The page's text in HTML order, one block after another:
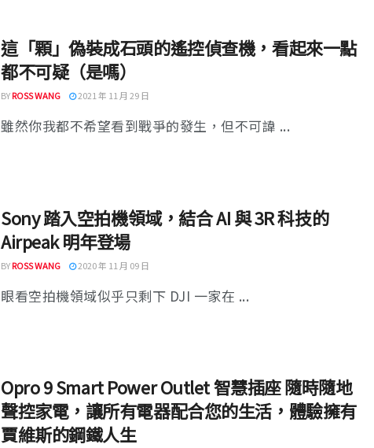
這「顆」偽裝成石頭的遙控偵查機，看起來一點
都不可疑（是嗎）
BYROSS WANG 2021 年 11 月 29 日
雖然你我都不希望看到戰爭的發生，但不可諱 ...
Sony 踏入空拍機領域，結合 AI 與 3R 科技的
Airpeak 明年登場
BYROSS WANG 2020 年 11 月 09 日
眼看空拍機領域似乎只剩下 DJI 一家在 ...
Opro 9 Smart Power Outlet 智慧插座 隨時隨地
聲控家電，讓所有電器配合您的生活，體驗擁有
賈維斯的鋼鐵人生